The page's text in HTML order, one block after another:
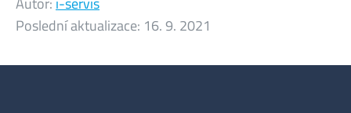
Poslední aktualizace: 16. 9. 2021